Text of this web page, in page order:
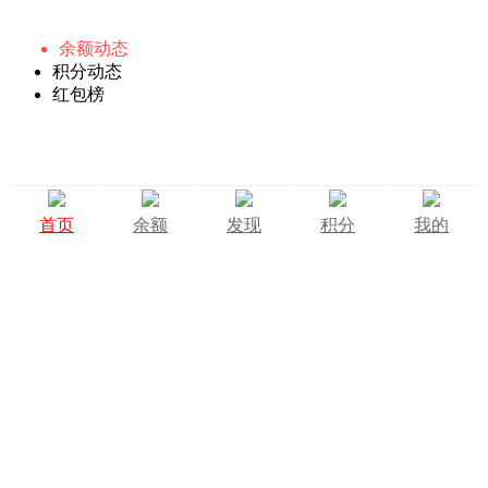
余额动态
积分动态
红包榜
首页 余额 发现 积分 我的